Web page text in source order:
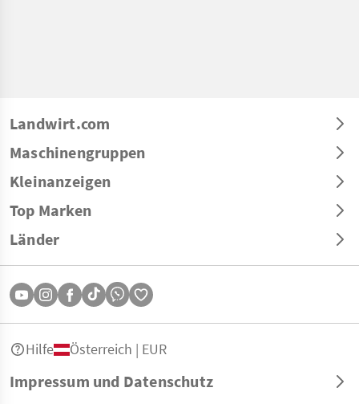
Landwirt.com
Maschinengruppen
Kleinanzeigen
Top Marken
Länder
Impressum und Datenschutz
Hilfe Österreich | EUR